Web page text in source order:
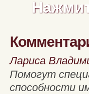
Лариса
Помогут
способности